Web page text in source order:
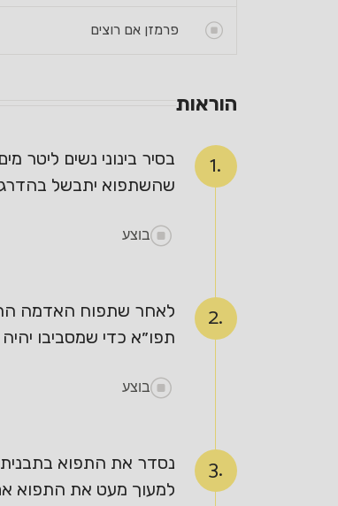
פרמזן אם רוצים
הוראות
1.
בסיר בינוני נשים
שהשתפוא יתבשל
בוצע
2.
לאחר שתפוח האדמה
תפו״א כדי שמסביבו
בוצע
3.
למעוך מעט את התפוא